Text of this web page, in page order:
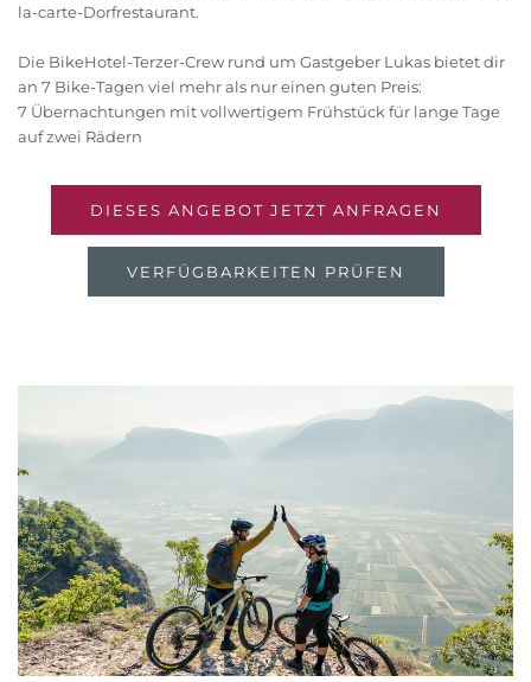
la-carte-Dorfrestaurant.
Die BikeHotel-Terzer-Crew rund um Gastgeber Lukas bietet dir
an 7 Bike-Tagen viel mehr als nur einen guten Preis:
7 Übernachtungen mit vollwertigem Frühstück für lange Tage
auf zwei Rädern
DIESES ANGEBOT JETZT ANFRAGEN
VERFÜGBARKEITEN PRÜFEN